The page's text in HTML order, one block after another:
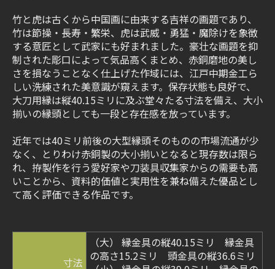
竹と虎は古くから中国画に由来する吉祥の画題であり、
竹は節操・長寿・繁栄、虎は武威・勇猛・魔除けを象徴
する意匠として武家にも好まれました。豪壮な画題を抑
制された彫口によって気品高くまとめ、赤銅磨地の美し
さを損なうことなく仕上げた作域には、江戸中期金工ら
しい洗練された美意識が窺えます。保存状態も良好で、
大刀用縁は縦40.15ミリに及ぶ堂々たる寸法を備え、大小
揃いの縁頭としても一段と存在感を放っています。
近年では40ミリ前後の大型縁頭そのものの市場流通が少
なく、とりわけ赤銅製の大小揃いとなると現存数は限ら
れ、拵製作を行う愛好家や刀装具収集家からの需要も高
いことから、資料的価値と実用性を兼ね備えた優品とし
て高く評価できる作品です。
寸法
（大） 縁金具の縦40.15ミリ 縁金具
の高さ15.2ミリ 頭金具の縦36.6ミリ